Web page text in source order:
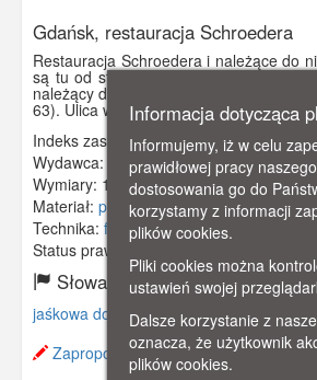
Gdańsk, restauracja Schroedera
Restauracja Schroedera i należące do
są tu od strony płd.-zach. Na polanie
należący do polskiego banku i stoi do
63). Ulica w bok na prawo to Na
Indeks zasobu:GSP00633
Wydawca:
Dr. Trenkler Co., Leipzig
Wymiary: 138 x 86 mm
Materiał: pocztówka
Technika: fotografia czarno-biała
Status prawny:
Słowa kluczowe:
jaśkowa dolina,restauracja,schroeder,
Zaproponuj zmianę opisu.
Informacja dotycząca
Informujemy, iż w celu
prawidłowej pracy
dostosowania go do
korzystamy z informacji
plików cookies.
Pliki cookies można
ustawień swojej
Dalsze korzystanie z
oznacza, że użytkownik
plików cookies.